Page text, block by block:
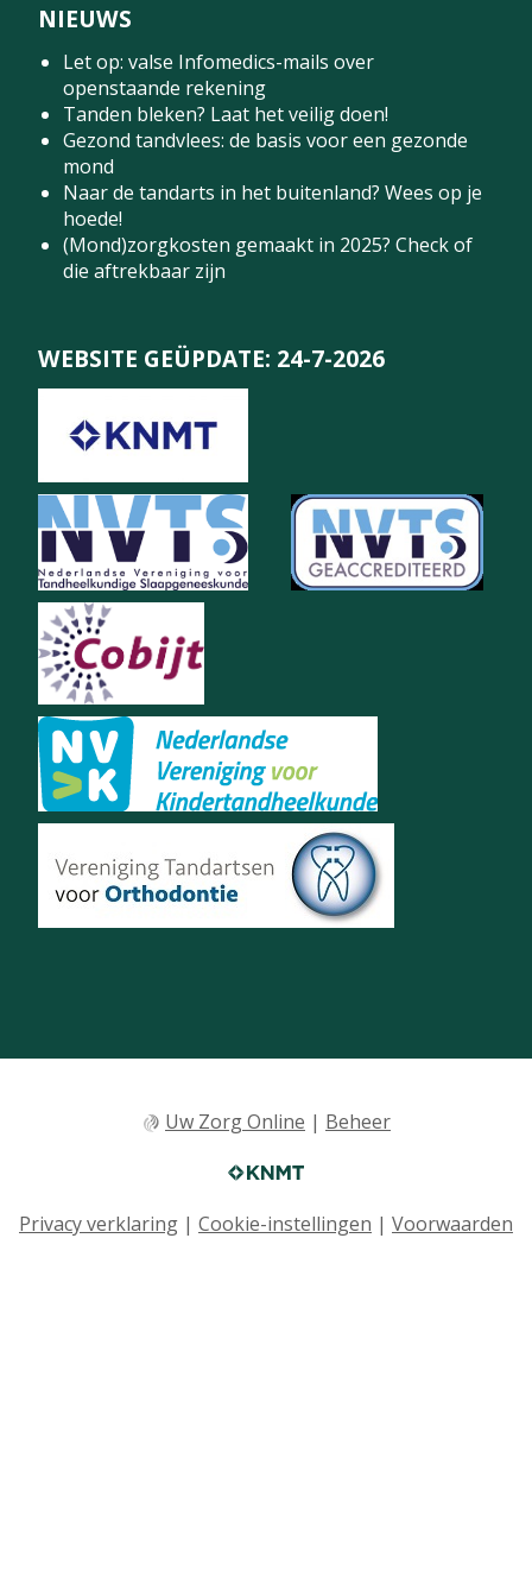
NIEUWS
Let op: valse Infomedics-mails over
openstaande rekening
Tanden bleken? Laat het veilig doen!
Gezond tandvlees: de basis voor een gezonde
mond
Naar de tandarts in het buitenland? Wees op je
hoede!
(Mond)zorgkosten gemaakt in 2025? Check of
die aftrekbaar zijn
WEBSITE GEÜPDATE: 24-7-2026
Uw Zorg Online | Beheer
Privacy verklaring | Cookie-instellingen | Voorwaarden